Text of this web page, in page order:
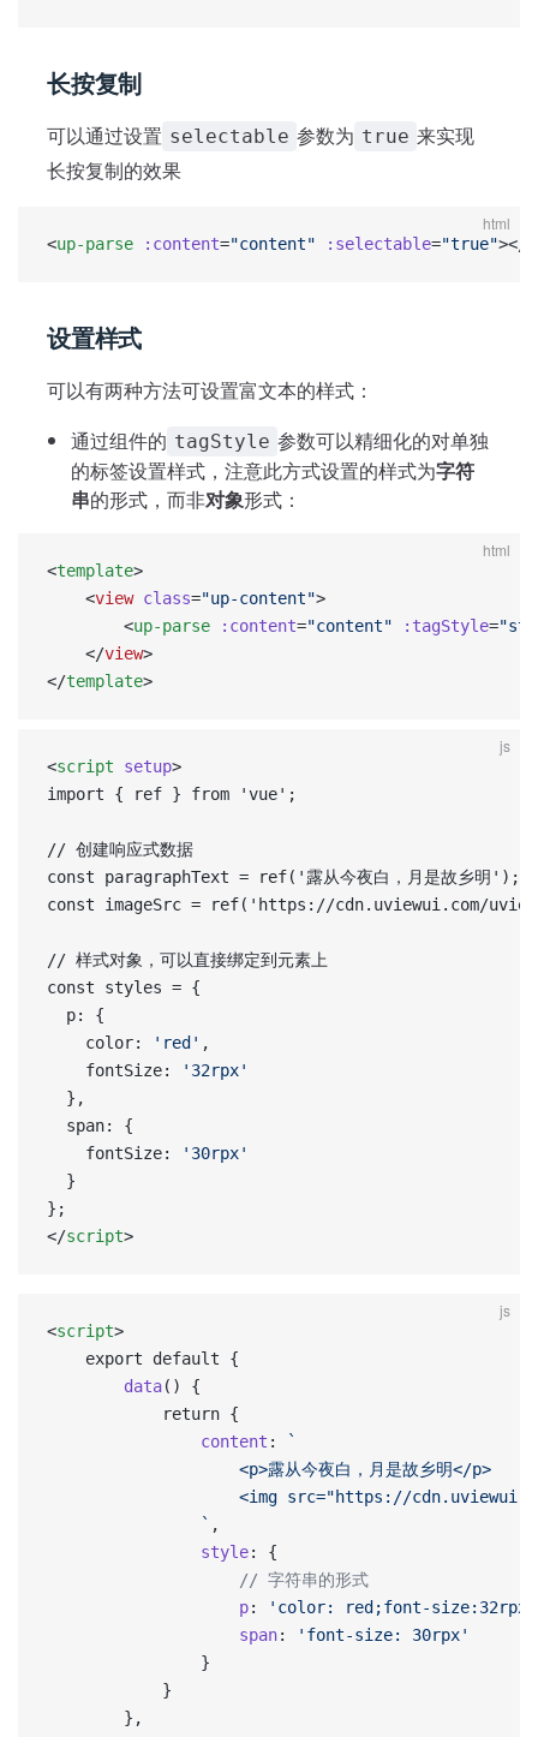
长按复制
可以通过设置 selectable 参数为 true 来实现
长按复制的效果
html
<up-parse :content="content" :selectable="true"></
设置样式
可以有两种方法可设置富文本的样式：
通过组件的 tagStyle 参数可以精细化的对单独
的标签设置样式，注意此方式设置的样式为字符
串的形式，而非对象形式：
html
<template>
	<
view class="up-content">
		<
up-parse :content="content" :tagStyle=
	</
view>
</template>
js
<script setup>
import { ref } from 'vue';
// 创建响应式数据
const paragraphText = ref('露从今夜白，月是故乡明');
const imageSrc = ref('https://cdn.uviewui.com/
// 样式对象，可以直接绑定到元素上
const styles = {
  p: {
    color:
'red' ,
    fontSize:
'32rpx'
  },
  span: {
    fontSize:
'30rpx'
  }
};
</script>
js
<script>
	export default {
		data
() {
			return {
				content
:
`
					<p>露从今夜白，月是故乡明</p>
<img src="https://
				`
,
				style
: {
					// 字符串的形式
					p
: 'color: red;font-size:32rpx'
					span
:
'font-size: 30rpx'
				}
			}
		},